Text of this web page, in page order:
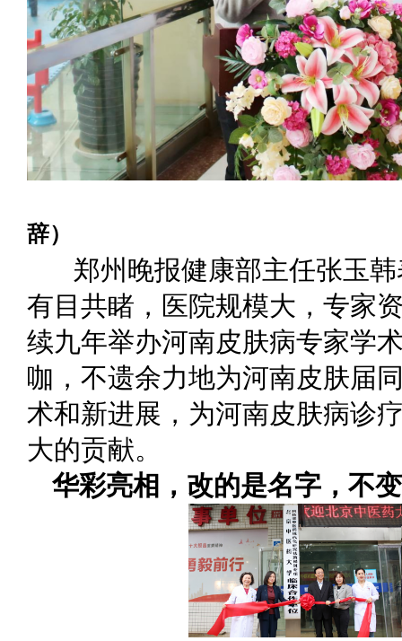
辞）
郑州晚报健康部主任张玉
有目共睹，医院规模大，专家
续九年举办河南皮肤病专家学
咖，不遗余力地为河南皮肤届
术和新进展，为河南皮肤病诊
大的贡献。
华彩亮相，改的是名字，不